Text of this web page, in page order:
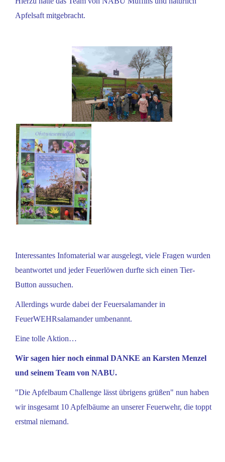
Apfelsaft mitgebracht.
Interessantes Infomaterial war ausgelegt, viele Fragen wurden
beantwortet und jeder Feuerlöwen durfte sich einen Tier-
Button aussuchen.
Allerdings wurde dabei der Feuersalamander in
FeuerWEHRsalamander umbenannt.
Eine tolle Aktion…
Wir sagen hier noch einmal DANKE an Karsten Menzel
und seinem Team von NABU.
"Die Apfelbaum Challenge lässt übrigens grüßen" nun haben
wir insgesamt 10 Apfelbäume an unserer Feuerwehr, die toppt
erstmal niemand.